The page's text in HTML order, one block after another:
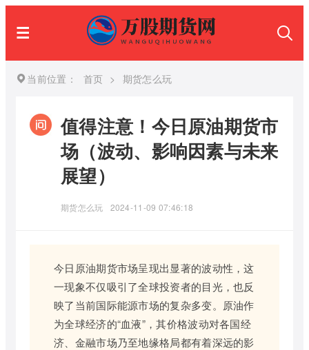
当前位置： 首页 > 期货怎么玩
值得注意！今日原油期货市
场（波动、影响因素与未来
展望）
期货怎么玩 2024-11-09 07:46:18
今日原油期货市场呈现出显著的波动性，这
一现象不仅吸引了全球投资者的目光，也反
映了当前国际能源市场的复杂多变。原油作
为全球经济的“血液”，其价格波动对各国经
济、金融市场乃至地缘格局都有着深远的影